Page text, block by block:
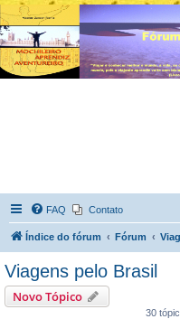
FAQ Contato
Índice do fórum Fórum
Viagens pelo Brasil
Novo Tópico
30